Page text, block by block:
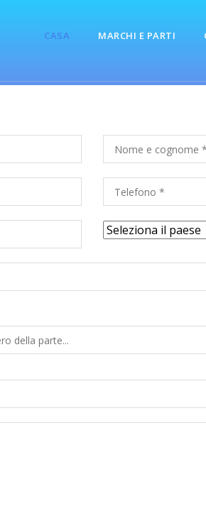
CASA MARCHI E PARTI